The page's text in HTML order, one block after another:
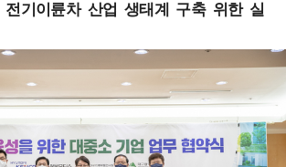
전기이륜차 산업 생태계 구축 위한 실